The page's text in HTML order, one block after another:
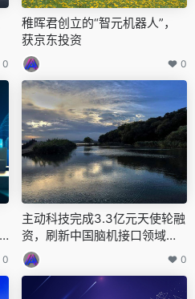
0
稚晖君创立的“智元机器人”，
获京东投资
0
0
主动科技完成3.3亿元天使轮融
资，刷新中国脑机接口领域天
使轮纪录
0